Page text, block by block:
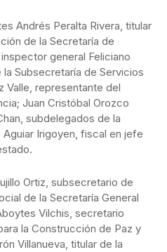
Andrés Peralta Rivera, titular
de la Secretaría de
general Feliciano
Subsecretaría de Servicios
Valle, representante del
Juan Cristóbal Orozco
subdelegados de la
Irigoyen, fiscal en jefe
Ortiz, subsecretario de
de la Secretaría General
Vilchis, secretario
la Construcción de Paz y
Villanueva, titular de la